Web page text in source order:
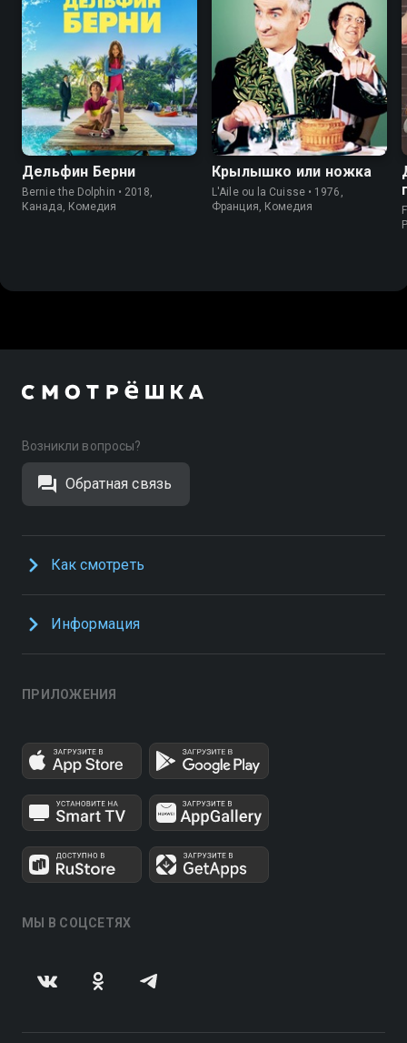
Дельфин Берни
Bernie the Dolphin • 2018,
Канада, Комедия
Крылышко или ножка
L'Aile ou la Cuisse • 1976,
Франция, Комедия
Возникли вопросы?
Обратная связь
Как смотреть
Информация
ПРИЛОЖЕНИЯ
МЫ В СОЦСЕТЯХ